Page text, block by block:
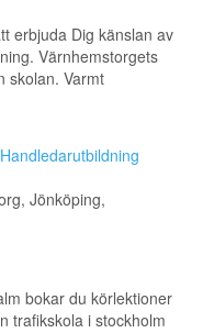
erbjuda Dig känslan av
Värnhemstorgets
skolan. Varmt
Jönköping,
bokar du körlektioner
trafikskola i stockholm